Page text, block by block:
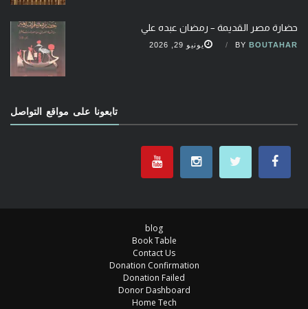
حضارة مصر القديمة – رمضان عبده علي
BY BOUTAHAR يونيو 29, 2026
تابعونا على مواقع التواصل
blog
Book Table
Contact Us
Donation Confirmation
Donation Failed
Donor Dashboard
Home Tech